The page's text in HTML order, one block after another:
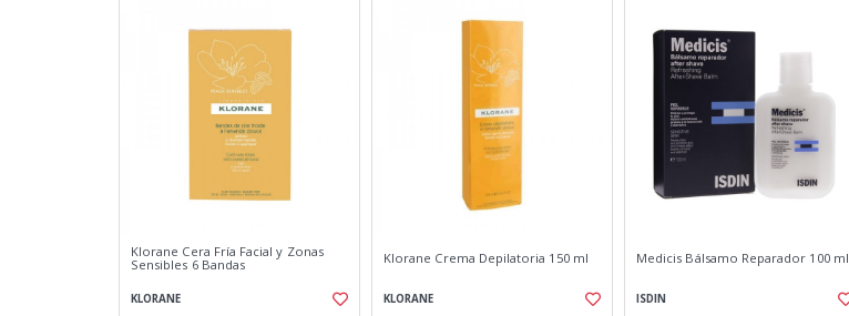
Klorane Cera Fría Facial y Zonas
Sensibles 6 Bandas
KLORANE
Klorane Crema Depilatoria 150 ml
KLORANE
Medicis Bálsamo Reparador 100 ml
ISDIN